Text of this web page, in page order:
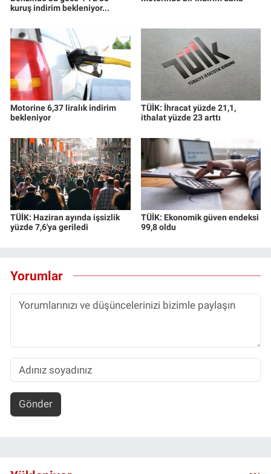
kuruş indirim bekleniyor...
Motorine 6,37 liralık indirim
bekleniyor
TÜİK: İhracat yüzde 21,1,
ithalat yüzde 23 arttı
TÜİK: Haziran ayında işsizlik
yüzde 7,6'ya geriledi
TÜİK: Ekonomik güven endeksi
99,8 oldu
Yorumlar
Gönder